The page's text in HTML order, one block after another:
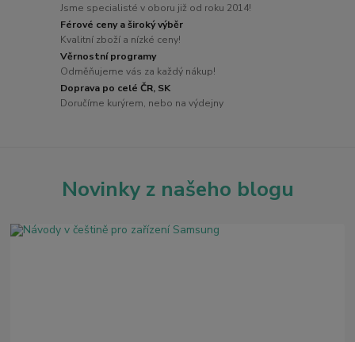
Jsme specialisté v oboru již od roku 2014!
Férové ceny a široký výběr
Kvalitní zboží a nízké ceny!
Věrnostní programy
Odměňujeme vás za každý nákup!
Doprava po celé ČR, SK
Doručíme kurýrem, nebo na výdejny
Novinky z našeho blogu